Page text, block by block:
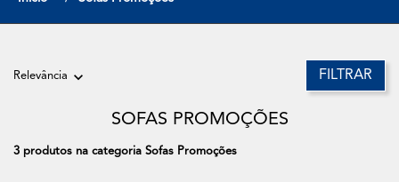
SOFAS PROMOÇÕES
3 produtos na categoria Sofas Promoções
Relevância FILTRAR